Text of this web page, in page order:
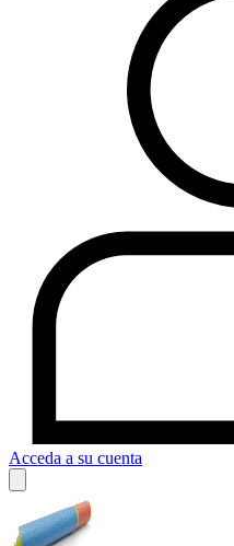
Acceda a su cuenta